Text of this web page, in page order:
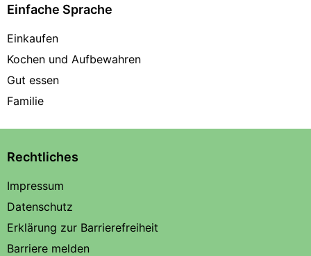
Einfache Sprache
Einkaufen
Kochen und Aufbewahren
Gut essen
Familie
Rechtliches
Impressum
Datenschutz
Erklärung zur Barrierefreiheit
Barriere melden